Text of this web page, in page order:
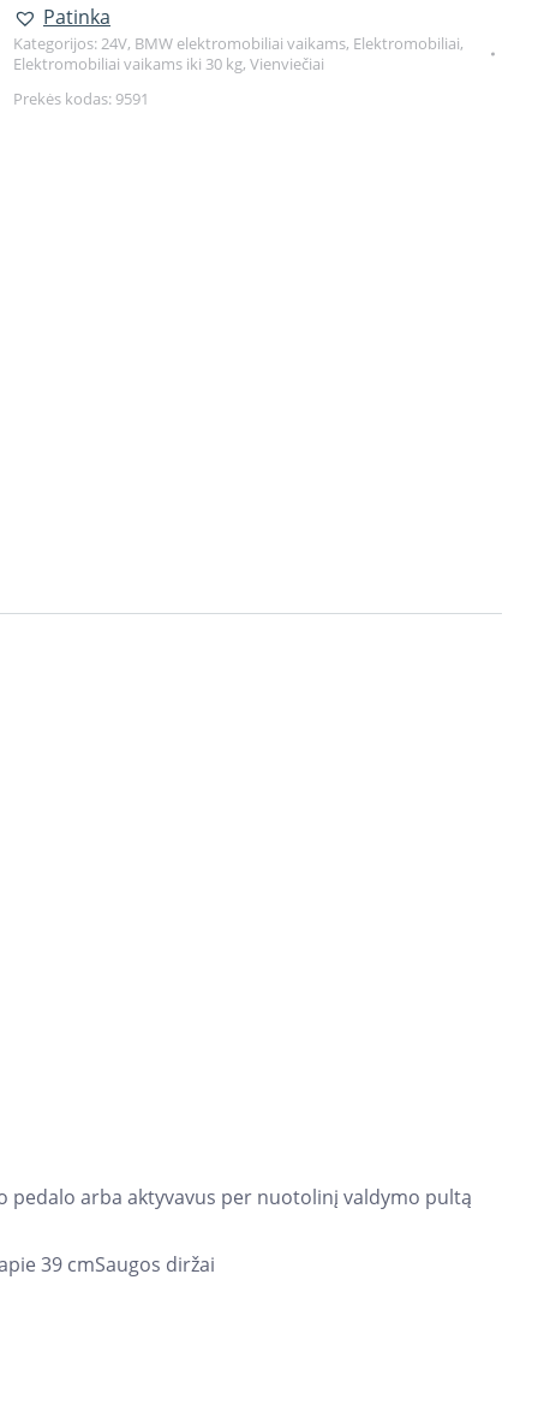
Patinka
Kategorijos:24V, BMW elektromobiliai vaikams, Elektromobiliai,
Elektromobiliai vaikams iki 30 kg, Vienviečiai
Prekės kodas: 9591
pedalo arba aktyvavus per nuotolinį valdymo pultą
39 cmSaugos diržai